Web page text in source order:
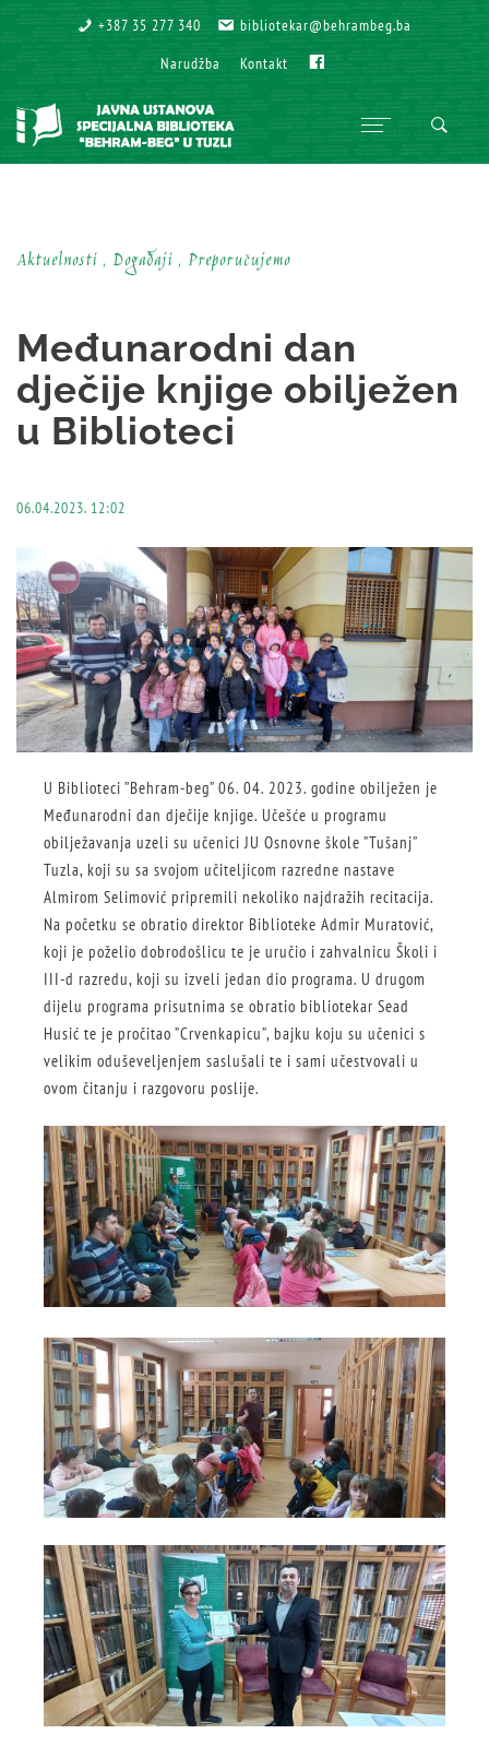
+387 35 277 340
+387 35 277 340 bibliotekar@behrambeg.ba
bibliotekar@behrambeg.ba
Narudžba
Narudžba Kontakt
Kontakt
Aktuelnosti , Događaji , Preporučujemo
Međunarodni dan
dječije knjige obilježen
u Biblioteci
06.04.2023. 12:02
U Biblioteci ”Behram-beg” 06. 04. 2023. godine obilježen je
Međunarodni dan dječije knjige. Učešće u programu
obilježavanja uzeli su učenici JU Osnovne škole ”Tušanj”
Tuzla, koji su sa svojom učiteljicom razredne nastave
Almirom Selimović pripremili nekoliko najdražih recitacija.
Na početku se obratio direktor Biblioteke Admir Muratović,
koji je poželio dobrodošlicu te je uručio i zahvalnicu Školi i
III-d razredu, koji su izveli jedan dio programa. U drugom
dijelu programa prisutnima se obratio bibliotekar Sead
Husić te je pročitao ”Crvenkapicu”, bajku koju su učenici s
velikim oduševeljenjem saslušali te i sami učestvovali u
ovom čitanju i razgovoru poslije.